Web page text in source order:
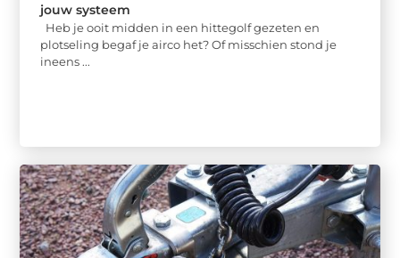
jouw systeem
Heb je ooit midden in een hittegolf gezeten en
plotseling begaf je airco het? Of misschien stond je
ineens ...